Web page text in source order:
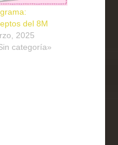
del 8M
2025
categoría»